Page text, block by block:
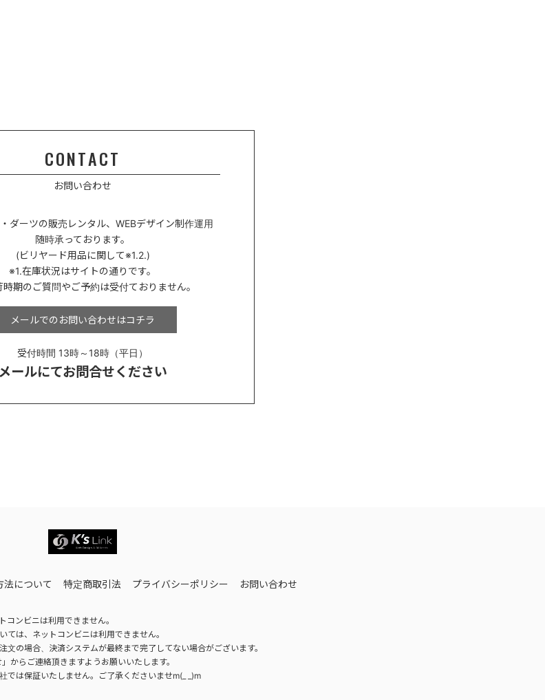
CONTACT
お問い合わせ
ダーツの販売レンタル、 WEBデザイン制作運用
随時承っております。
(ビリヤード用品に関して※1.2.)
※1.在庫状況はサイトの通りです。
期のご質問やご予約は受付ておりません。
メールでのお問い合わせはコチラ
受付時間 13時～18時（平日）
メールにてお問合せください
法について 特定商取引法 プライバシーポリシー お問い合わせ
コンビニは利用できません。
ては、ネットコンビニは利用できません。
文の場合、決済システムが最終まで完了してない場合がございます。
からご連絡頂きますようお願いいたします。
では保証いたしません。ご了承くださいませm(_ _)m